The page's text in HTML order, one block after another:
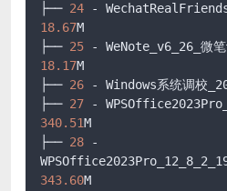
├── 24 - WechatRealFriends
18.67M
├── 25
18.17M
├── 26 - Windows系统调校
├── 27 -
340.51M
├── 28 -
343.60M